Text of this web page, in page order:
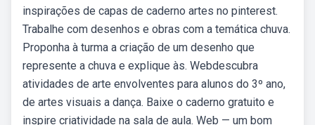
inspirações de capas de caderno artes no pinterest.
Trabalhe com desenhos e obras com a temática chuva.
Proponha à turma a criação de um desenho que
represente a chuva e explique às. Webdescubra
atividades de arte envolventes para alunos do 3º ano,
de artes visuais a dança. Baixe o caderno gratuito e
inspire criatividade na sala de aula. Web — um bom